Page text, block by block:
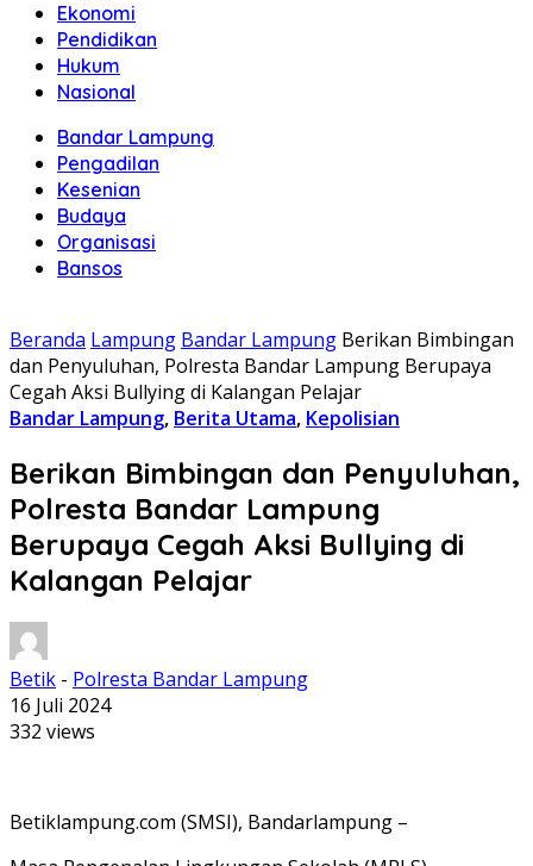
Ekonomi
Pendidikan
Hukum
Nasional
Bandar Lampung
Pengadilan
Kesenian
Budaya
Organisasi
Bansos
Beranda Lampung Bandar Lampung Berikan Bimbingan
dan Penyuluhan, Polresta Bandar Lampung Berupaya
Cegah Aksi Bullying di Kalangan Pelajar
Bandar Lampung, Berita Utama, Kepolisian
Berikan Bimbingan dan Penyuluhan,
Polresta Bandar Lampung
Berupaya Cegah Aksi Bullying di
Kalangan Pelajar
Betik - Polresta Bandar Lampung
16 Juli 2024
332 views
Betiklampung.com (SMSI), Bandarlampung –